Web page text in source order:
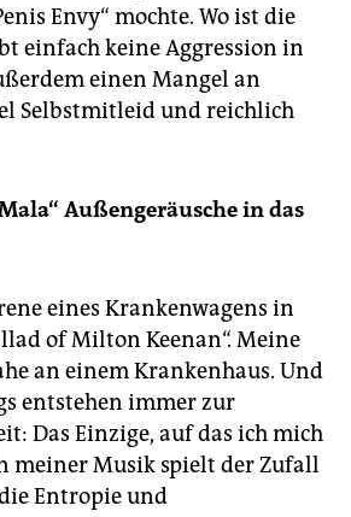
Envy“ mochte. Wo ist die
einfach keine Aggression in
einen Mangel an
Selbstmitleid und reichlich
Außengeräusche in das
eines Krankenwagens in
of Milton Keenan“. Meine
an einem Krankenhaus. Und
entstehen immer zur
Das Einzige, auf das ich mich
meiner Musik spielt der Zufall
Entropie und